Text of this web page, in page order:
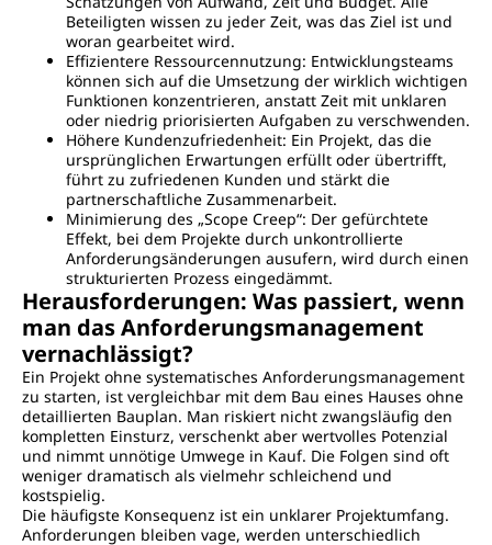
Beteiligten wissen zu jeder Zeit, was das Ziel ist und
woran gearbeitet wird.
Effizientere Ressourcennutzung: Entwicklungsteams
können sich auf die Umsetzung der wirklich wichtigen
Funktionen konzentrieren, anstatt Zeit mit unklaren
oder niedrig priorisierten Aufgaben zu verschwenden.
Höhere Kundenzufriedenheit: Ein Projekt, das die
ursprünglichen Erwartungen erfüllt oder übertrifft,
führt zu zufriedenen Kunden und stärkt die
partnerschaftliche Zusammenarbeit.
Minimierung des „Scope Creep“: Der gefürchtete
Effekt, bei dem Projekte durch unkontrollierte
Anforderungsänderungen ausufern, wird durch einen
strukturierten Prozess eingedämmt.
Herausforderungen: Was passiert, wenn
man das Anforderungsmanagement
vernachlässigt?
Ein Projekt ohne systematisches Anforderungsmanagement
zu starten, ist vergleichbar mit dem Bau eines Hauses ohne
detaillierten Bauplan. Man riskiert nicht zwangsläufig den
kompletten Einsturz, verschenkt aber wertvolles Potenzial
und nimmt unnötige Umwege in Kauf. Die Folgen sind oft
weniger dramatisch als vielmehr schleichend und
kostspielig.
Die häufigste Konsequenz ist ein unklarer Projektumfang.
Anforderungen bleiben vage, werden unterschiedlich